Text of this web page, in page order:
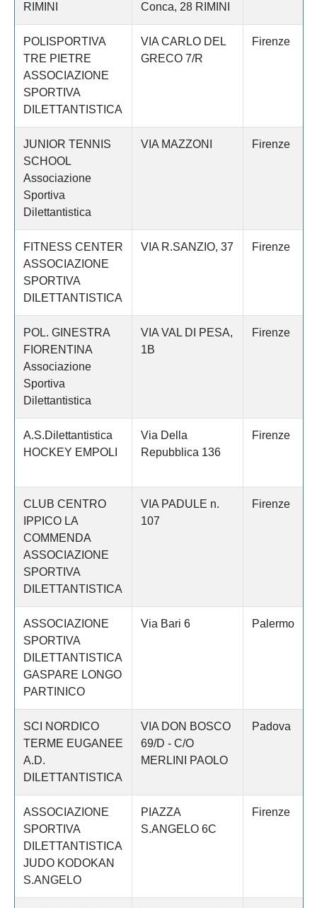
RIMINI
Conca, 28 RIMINI
POLISPORTIVA
TRE PIETRE
ASSOCIAZIONE
SPORTIVA
DILETTANTISTICA
VIA CARLO DEL
GRECO 7/R
Firenze
JUNIOR TENNIS
SCHOOL
Associazione
Sportiva
Dilettantistica
VIA MAZZONI Firenze
FITNESS CENTER
ASSOCIAZIONE
SPORTIVA
DILETTANTISTICA
VIA R.SANZIO, 37 Firenze
POL. GINESTRA
FIORENTINA
Associazione
Sportiva
Dilettantistica
VIA VAL DI PESA,
1B
Firenze
A.S.Dilettantistica
HOCKEY EMPOLI
Via Della
Repubblica 136
Firenze
CLUB CENTRO
IPPICO LA
COMMENDA
ASSOCIAZIONE
SPORTIVA
DILETTANTISTICA
VIA PADULE n.
107
Firenze
ASSOCIAZIONE
SPORTIVA
DILETTANTISTICA
GASPARE LONGO
PARTINICO
Via Bari 6 Palermo
SCI NORDICO
TERME EUGANEE
A.D.
DILETTANTISTICA
VIA DON BOSCO
69/D - C/O
MERLINI PAOLO
Padova
ASSOCIAZIONE
SPORTIVA
DILETTANTISTICA
JUDO KODOKAN
S.ANGELO
PIAZZA
S.ANGELO 6C
Firenze